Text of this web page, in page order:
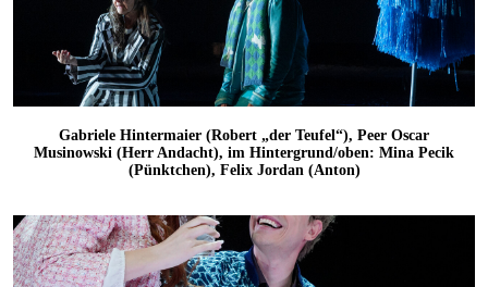
Gabriele Hintermaier (Robert „der Teufel“), Peer Oscar
Musinowski (Herr Andacht), im Hintergrund/oben: Mina Pecik
(Pünktchen), Felix Jordan (Anton)